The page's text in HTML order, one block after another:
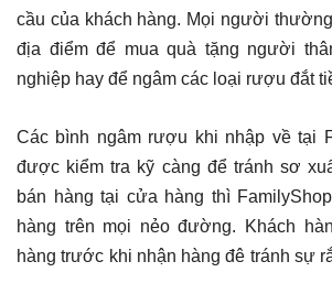
cầu của khách hàng. Mọi người
địa điểm để mua quà tặng người
nghiệp hay để ngâm các loại rượu đắt
Các bình ngâm rượu khi nhập về tại
được kiểm tra kỹ càng để tránh sơ
bán hàng tại cửa hàng thì
hàng trên mọi nẻo đường. Khách
hàng trước khi nhận hàng đê tránh sự